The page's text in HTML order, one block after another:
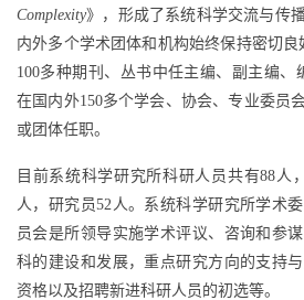
Complexity》，形成了系统科学交流与传
内外多个学术团体和机构始终保持密切
100多种期刊、丛书中任主编、副主编、
在国内外150多个学会、协会、专业委员
或团体任职。
目前系统科学研究所科研人员共有88人
人，研究员52人。系统科学研究所学术
员会是所领导实施学术评议、咨询和参
科的建设和发展，重点研究方向的支持
资格以及招聘新进科研人员的初选等。